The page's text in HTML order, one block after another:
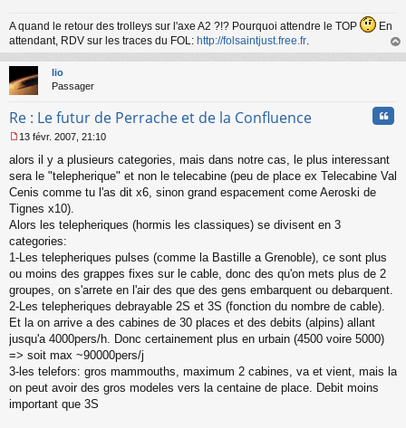
A quand le retour des trolleys sur l'axe A2 ?!? Pourquoi attendre le TOP
En
attendant, RDV sur les traces du FOL: http://folsaintjust.free.fr
au
lio
Passager
Re : Le futur de Perrache et de la Confluence
e
s
g
e
n
o
u
13 févr. 2007, 21:10
alors il y a plusieurs categories, mais dans notre cas, le plus interessant
sera le "telepherique" et non le telecabine (peu de place ex Telecabine Val
Cenis comme tu l'as dit x6, sinon grand espacement come Aeroski de
Tignes x10).
Alors les telepheriques (hormis les classiques) se divisent en 3
categories:
1-Les telepheriques pulses (comme la Bastille a Grenoble), ce sont plus
ou moins des grappes fixes sur le cable, donc des qu'on mets plus de 2
groupes, on s'arrete en l'air des que des gens embarquent ou debarquent.
2-Les telepheriques debrayable 2S et 3S (fonction du nombre de cable).
Et la on arrive a des cabines de 30 places et des debits (alpins) allant
jusqu'a 4000pers/h. Donc certainement plus en urbain (4500 voire 5000)
=> soit max ~90000pers/j
3-les telefors: gros mammouths, maximum 2 cabines, va et vient, mais la
on peut avoir des gros modeles vers la centaine de place. Debit moins
important que 3S